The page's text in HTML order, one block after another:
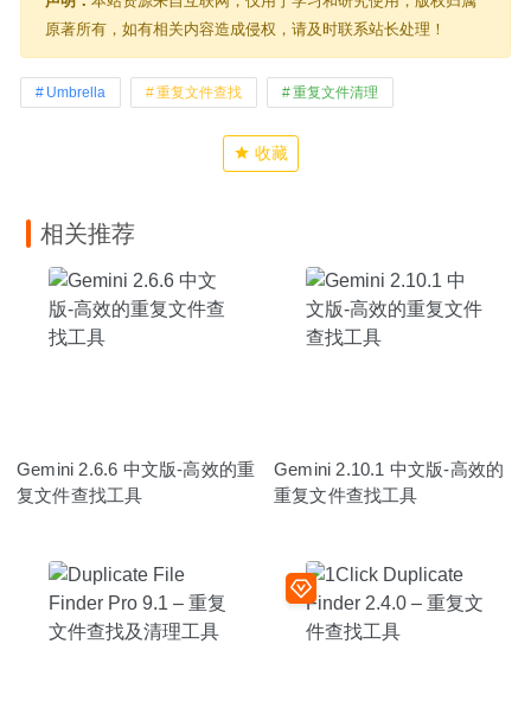
原著所有，如有相关内容造成侵权，请及时联系站长处理！
Umbrella 重复文件查找 重复文件清理
收藏
相关推荐
Gemini 2.6.6 中文版-高效的重
复文件查找工具
Gemini 2.10.1 中文版-高效的
重复文件查找工具